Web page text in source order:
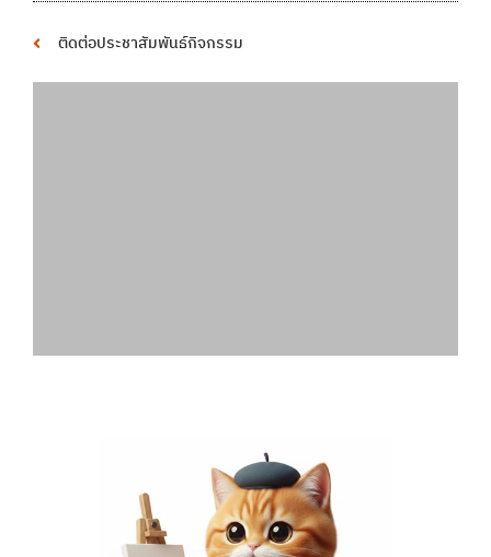
ติดต่อประชาสัมพันธ์กิจกรรม